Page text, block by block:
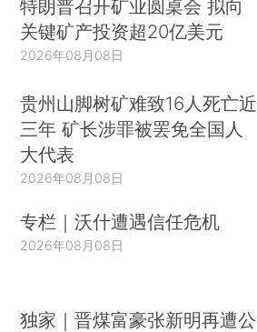
特朗普召开矿业圆桌会 拟向
关键矿产投资超20亿美元
2026年08月08日
贵州山脚树矿难致16人死亡近
三年 矿长涉罪被罢免全国人
大代表
2026年08月08日
专栏｜沃什遭遇信任危机
2026年08月08日
独家｜晋煤富豪张新明再遭公